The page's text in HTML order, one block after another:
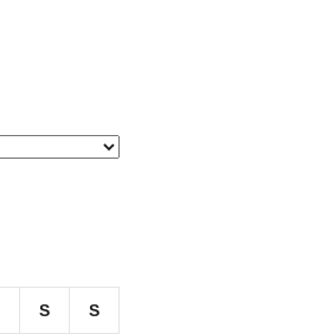
S S